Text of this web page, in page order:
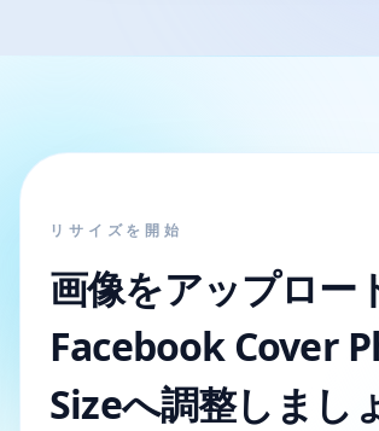
リサイズを開始
画像をアップロー
Facebook Cover
Sizeへ調整しまし